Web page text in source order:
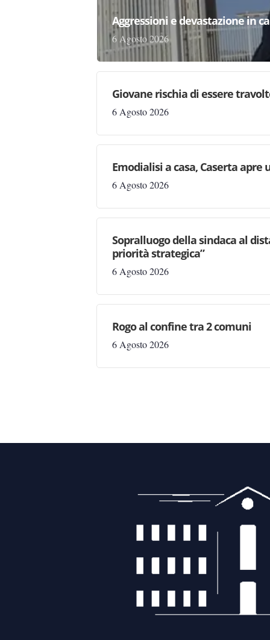
Aggressioni e devastazione in
6 Agosto 2026
Giovane rischia di essere
6 Agosto 2026
Emodialisi a casa, Caserta apre
6 Agosto 2026
Sopralluogo della sindaca al
priorità strategica”
6 Agosto 2026
Rogo al confine tra 2 comuni
6 Agosto 2026